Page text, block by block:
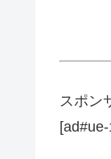
スポン
[ad#ue-